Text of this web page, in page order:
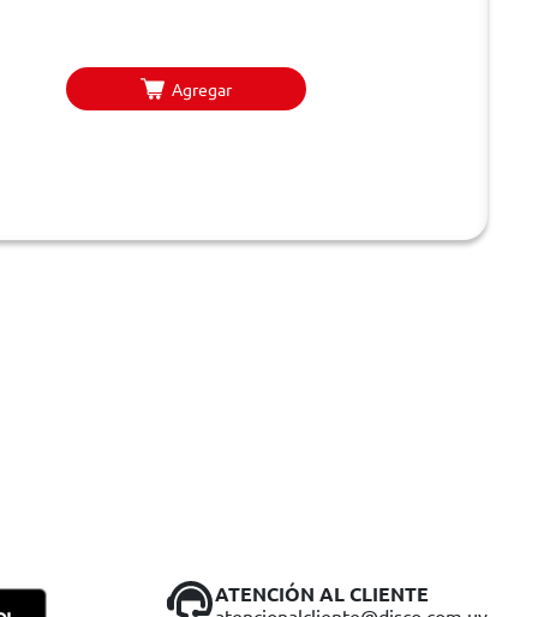
Agregar
ATENCIÓN AL CLIENTE